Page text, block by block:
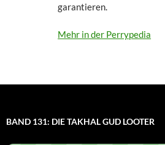
garantieren.
Mehr in der Perrypedia
BAND 131: DIE TAKHAL GUD LOOTER